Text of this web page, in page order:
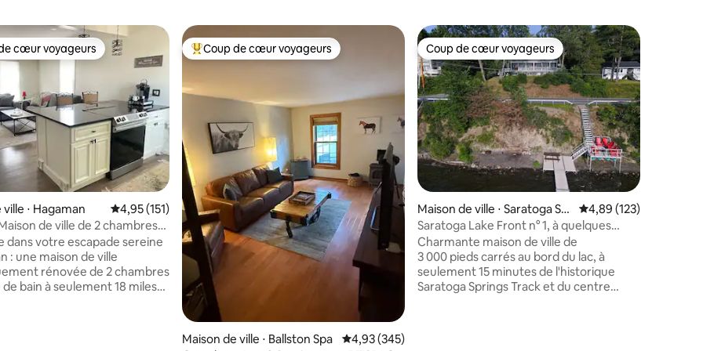
base de 163 commentaires : 4,87 sur 5
cœur voyageurs les plus appréciés
cœur voyageurs
⋅ Hagaman Évaluation moyenne sur la base de 151 commentaires : 4,95 sur 5
4,95 (151)
de bain avec lit « king size »
dans votre escapade sereine
: une maison de ville
rénovée de 2 chambres
de bain à seulement 18 miles
Coups de cœur voyageurs les plus appréciés
Coup de cœur voyageurs
Maison de ville ⋅ Ballston Spa Évaluation moyenne sur la base de 345 commentaires : 4,93 sur 5
4,93 (345)
Coup de cœur voyageurs
Coup de cœur voyageurs
Maison de ville ⋅ Saratoga Spr
ings
Évaluation moyenne
4,89 (123)
Saratoga Lake Front n° 1, à quelques
minutes de la piste !
Charmante maison de ville de
3 000 pieds carrés au bord du lac, à
seulement 15 minutes de l'historique
Saratoga Springs Track et du centre